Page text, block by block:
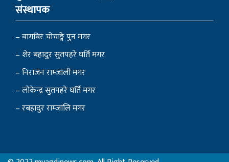
संस्थापक
– बागबिर चोचाङ्गे पुन मगर
– शेर बहादुर सुतपहरे घर्ति मगर
– निराजन राम्जाली मगर
– लोकेन्द्र सुतपहरे घर्ति मगर
– रबहादुर राम्जालि मगर